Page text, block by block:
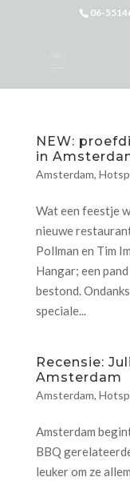
06-
NEW:
in
Amsterdam,
Wat een feestje
nieuwe
Pollman en Tim
Hangar; een
bestond.
speciale...
Recensie:
Amsterdam
Amsterdam,
Amsterdam
BBQ
leuker om ze